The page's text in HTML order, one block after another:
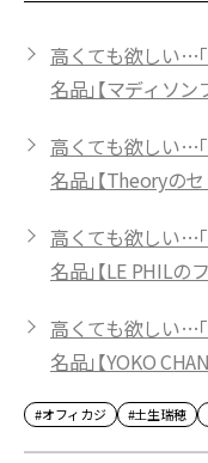
高くても欲しい…
名品」【マディソ
高くても欲しい…
名品」【Theoryの
高くても欲しい…
名品」【LE PHILの
高くても欲しい…
名品」【YOKO
#オフィカジ #土生瑞穂